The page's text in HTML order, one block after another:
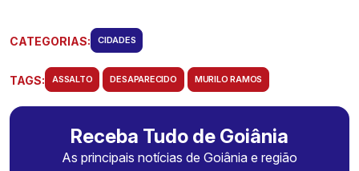
CATEGORIAS: CIDADES
TAGS: ASSALTO DESAPARECIDO MURILO RAMOS
Receba Tudo de Goiânia
As principais notícias de Goiânia e região